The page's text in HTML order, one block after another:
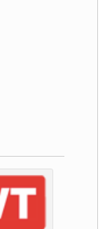
Autonomos
TRABALHADORA
de Direito
da CNTTL
proposta de reajuste
está mantido,
(20)
liga o Mercosul ao
protesto